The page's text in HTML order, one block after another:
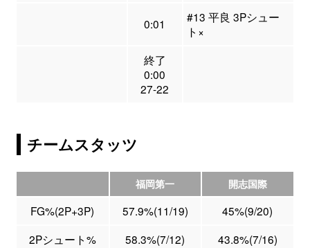
0:01
#13 平良 3Pシュー
ト×
終了
0:00
27-22
チームスタッツ
福岡第一 開志国際
FG%(2P+3P) 57.9%(11/19)
45%(9/20)
2Pシュート%
58.3%(7/12)
43.8%(7/16)